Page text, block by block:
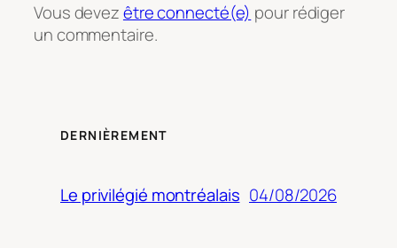
Vous devezêtre connecté(e) pour rédiger
un commentaire.
DERNIÈREMENT
Le privilégié montréalais 04/08/2026